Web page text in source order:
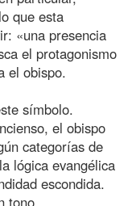
que esta
«una presencia
el protagonismo
el obispo.
símbolo.
el obispo
categorías de
lógica evangélica
escondida.
tono